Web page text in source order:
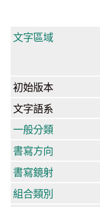
文字區域
初始版本
文字語系
一般分類
書寫方向
書寫鏡射
組合類別